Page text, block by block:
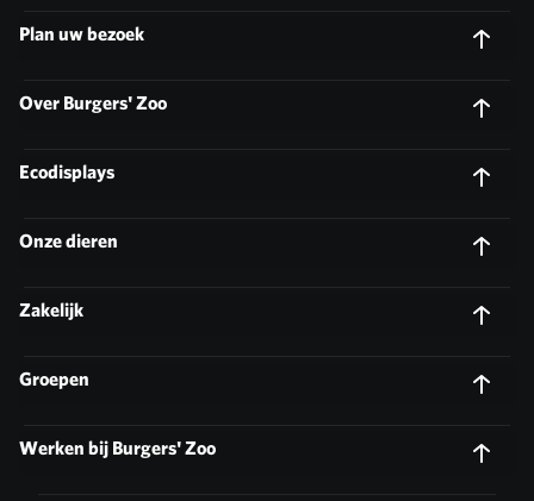
Plan uw bezoek
Over Burgers' Zoo
Ecodisplays
Onze dieren
Zakelijk
Groepen
Werken bij Burgers' Zoo